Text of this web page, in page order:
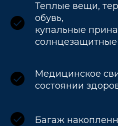
Теплые вещи,
обувь,
купальные
солнцезащитные
Медицинское
состоянии
Багаж